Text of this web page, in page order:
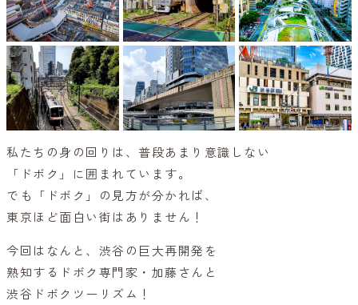
私たちの身の回りは、普段あまり意識しない
「ドボク」に囲まれています。
でも「ドボク」の見方が分かれば、
東京ほど面白い街はありません！
今回はなんと、渋谷の巨大再開発を
熟知するドボク専門家・加藤さんと
渋谷ドボクツーリズム！